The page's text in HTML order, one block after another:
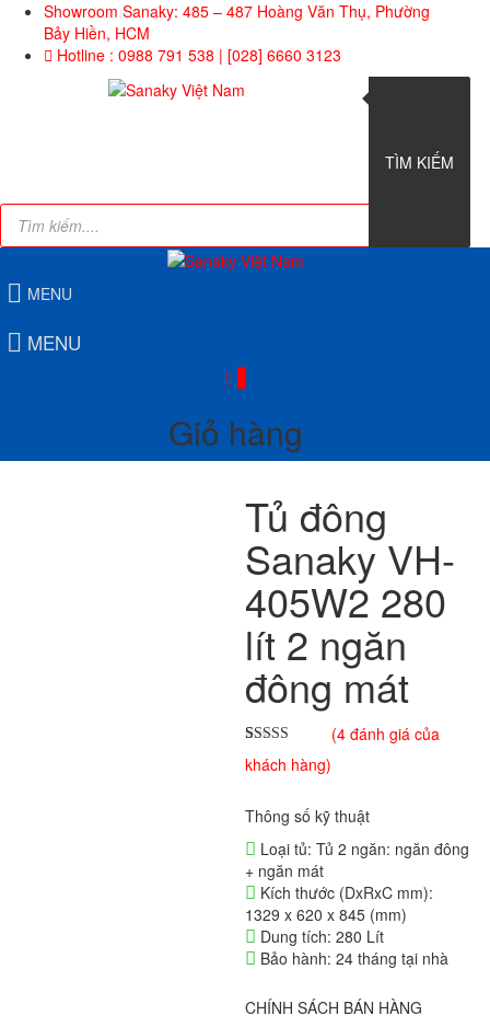
Skip
content
Showroom Sanaky: 485 – 487 Hoàng Văn Thụ, Phường
Bảy Hiền, HCM
Hotline : 0988 791 538 | [028] 6660 3123
Giỏ
hàng
Tìm
kiếm
sản
TÌM KIẾM
MENU
MENU
Giỏ hàng
Tủ đông
Sanaky VH-
405W2 280
lít 2 ngăn
đông mát
5.00
trên 5
dựa trên
4
(4 đánh giá của
khách hàng)
Thông số kỹ thuật
Loại tủ: Tủ 2 ngăn: ngăn đông
+ ngăn mát
Kích thước (DxRxC mm):
1329 x 620 x 845 (mm)
Dung tích: 280 Lít
Bảo hành: 24 tháng tại nhà
CHÍNH SÁCH BÁN HÀNG